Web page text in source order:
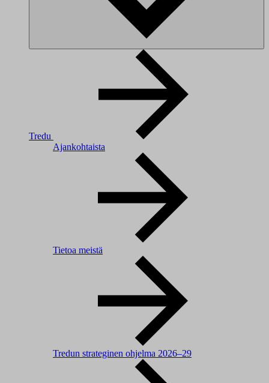
Tredu
Ajankohtaista
Tietoa meistä
Tredun strateginen ohjelma 2026–29